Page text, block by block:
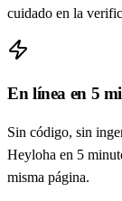
cuidado en la
En línea en 5
Sin código, sin
Heyloha en 5
misma página.